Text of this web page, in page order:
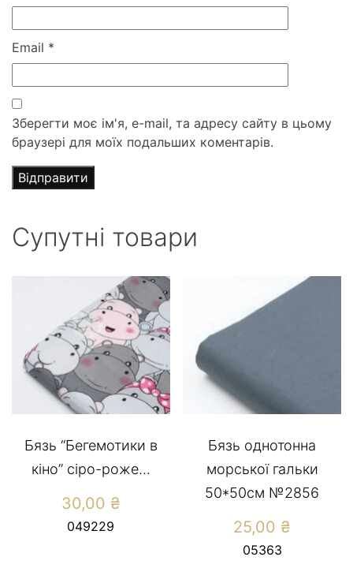
Email *
Зберегти моє ім'я, e-mail, та адресу сайту в цьому
браузері для моїх подальших коментарів.
Супутні товари
Бязь “Бегемотики в
кіно” сіро-роже...
30,00 ₴
049229
Бязь однотонна
морської гальки
50*50см №2856
25,00 ₴
05363